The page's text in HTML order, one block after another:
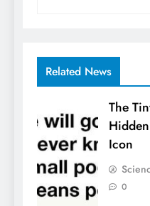
Related News
The
Icon
0